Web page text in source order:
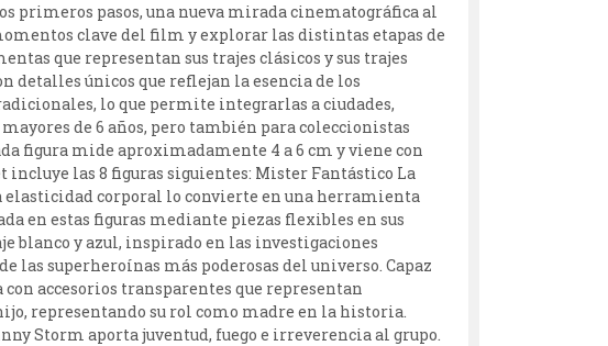
primeros pasos, una nueva mirada cinematográfica al
clave del film y explorar las distintas etapas de
que representan sus trajes clásicos y sus trajes
detalles únicos que reflejan la esencia de los
lo que permite integrarlas a ciudades,
de 6 años, pero también para coleccionistas
figura mide aproximadamente 4 a 6 cm y viene con
incluye las 8 figuras siguientes: Mister Fantástico La
corporal lo convierte en una herramienta
en estas figuras mediante piezas flexibles en sus
blanco y azul, inspirado en las investigaciones
superheroínas más poderosas del universo. Capaz
accesorios transparentes que representan
representando su rol como madre en la historia.
Storm aporta juventud, fuego e irreverencia al grupo.